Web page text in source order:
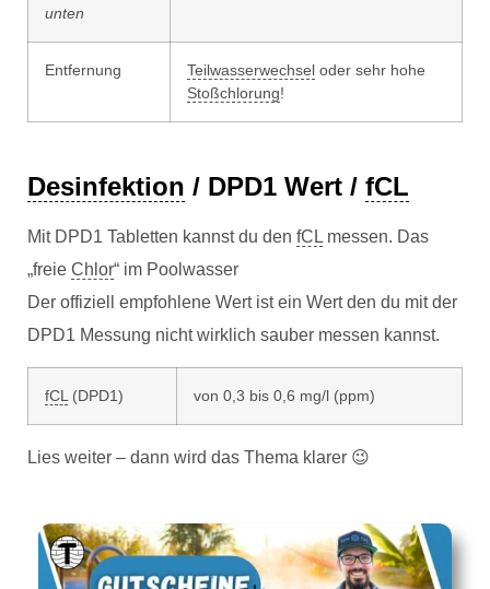
unten
Entfernung Teilwasserwechsel oder sehr hohe
Stoßchlorung!
Desinfektion / DPD1 Wert / fCL
Mit DPD1 Tabletten kannst du den fCL messen. Das
„freie Chlor“ im Poolwasser
Der offiziell empfohlene Wert ist ein Wert den du mit der
DPD1 Messung nicht wirklich sauber messen kannst.
fCL (DPD1) von 0,3 bis 0,6 mg/l (ppm)
Lies weiter – dann wird das Thema klarer 😉